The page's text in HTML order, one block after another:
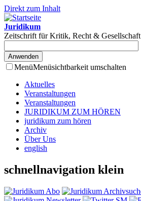
Direkt zum Inhalt
Juridikum
Zeitschrift für Kritik, Recht & Gesellschaft
MenüMenüsichtbarkeit umschalten
Aktuelles
Veranstaltungen
Veranstaltungen
JURIDIKUM ZUM HÖREN
juridikum zum hören
Archiv
Über Uns
english
schnellnavigation klein